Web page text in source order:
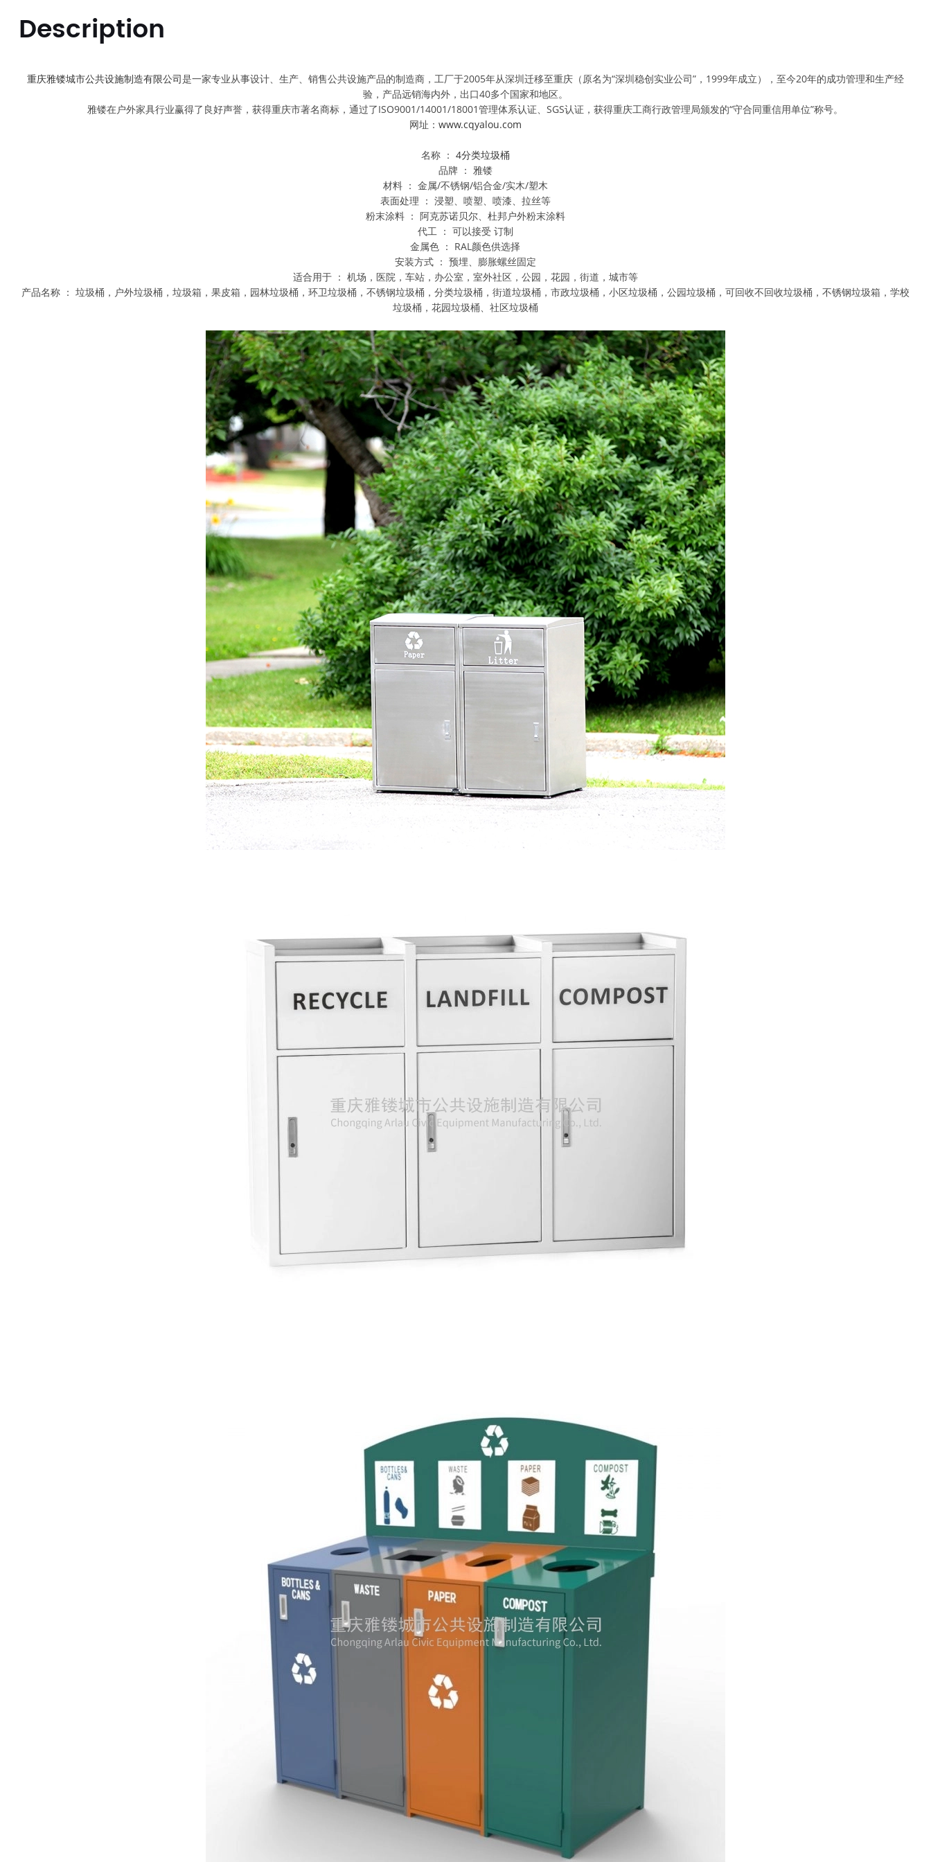
Description
重庆雅镂城市公共设施制造有限公司是一家专业从事设计、生产、销售公共设施产品的制造商，工厂于2005年从深圳迁移至重庆（原名为“深圳稳创实业公司”，1999年成立），至今20年的成功管理和生产经
验，产品远销海内外，出口40多个国家和地区。
雅镂在户外家具行业赢得了良好声誉，获得重庆市著名商标，通过了ISO9001/14001/18001管理体系认证、SGS认证，获得重庆工商行政管理局颁发的“守合同重信用单位”称号。
网址： www.cqyalou.com
名称 ： 4分类垃圾桶
品牌 ： 雅镂
材料 ： 金属/不锈钢/铝合金/实木/塑木
表面处理 ： 浸塑、喷塑、喷漆、拉丝等
粉末涂料 ： 阿克苏诺贝尔、杜邦户外粉末涂料
代工 ： 可以接受 订制
金属色 ： RAL颜色供选择
安装方式 ： 预埋、膨胀螺丝固定
适合用于 ： 机场，医院，车站，办公室，室外社区，公园，花园，街道，城市等
产品名称 ： 垃圾桶，户外垃圾桶，垃圾箱，果皮箱，园林垃圾桶，环卫垃圾桶，不锈钢垃圾桶，分类垃圾桶，街道垃圾桶，市政垃圾桶，小区垃圾桶，公园垃圾桶，可回收不回收垃圾桶，不锈钢垃圾箱，学校
垃圾桶，花园垃圾桶、社区垃圾桶